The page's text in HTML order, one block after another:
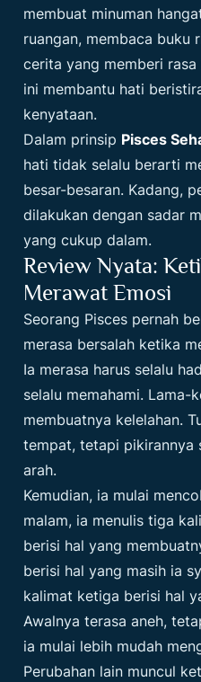
membuat minuman
ruangan, membaca buku
cerita yang memberi
ini membantu hati
kenyataan.
Dalam prinsip Pisces
hati tidak selalu berarti
besar-besaran. Kadang,
dilakukan dengan sadar
yang cukup dalam.
Review Nyata:
Merawat Emosi
Seorang Pisces pernah
merasa bersalah ketika
Ia merasa harus selalu
selalu memahami. Lama-
membuatnya kelelahan.
tempat, tetapi
arah.
Kemudian, ia mulai
malam, ia menulis tiga
berisi hal yang
berisi hal yang masih ia
kalimat ketiga berisi hal
Awalnya terasa aneh,
ia mulai lebih mudah
Perubahan lain muncul